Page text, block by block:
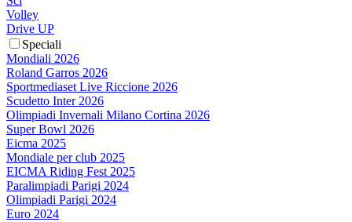
Volley
Drive UP
Speciali
Mondiali 2026
Roland Garros 2026
Sportmediaset Live Riccione 2026
Scudetto Inter 2026
Olimpiadi Invernali Milano Cortina 2026
Super Bowl 2026
Eicma 2025
Mondiale per club 2025
EICMA Riding Fest 2025
Paralimpiadi Parigi 2024
Olimpiadi Parigi 2024
Euro 2024